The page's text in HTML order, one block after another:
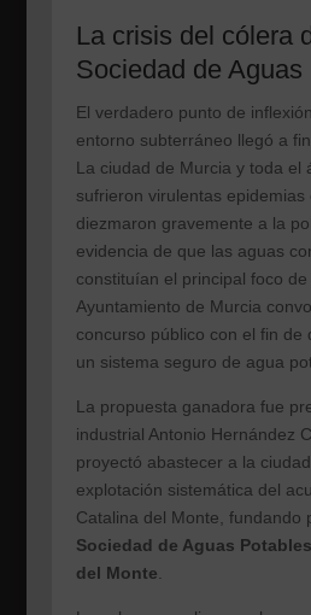
La crisis del cólera
Sociedad de Aguas
El verdadero punto de
entorno subterráneo llegó a
La ciudad de Murcia y toda el
sufrieron virulentas epidemias
diezmaron gravemente a la
evidencia de que las aguas
constituían el principal foco
Ayuntamiento de Murcia
concurso público con el fin de
un sistema seguro de agua
La propuesta ganadora fue
industrial Antonio Hernández
proyectó abastecer a la
explotación sistemática del
Catalina del Monte, fundando
Sociedad de Aguas
del Monte